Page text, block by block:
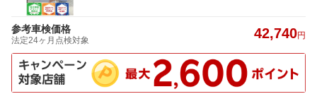
参考車検価格
法定24ヶ月点検対象 42,740円